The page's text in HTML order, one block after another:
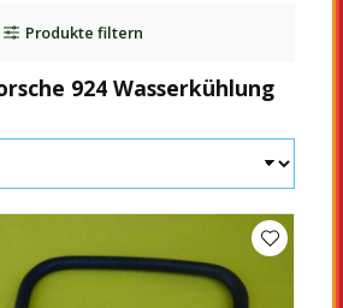
Produkte filtern
924 Wasserkühlung